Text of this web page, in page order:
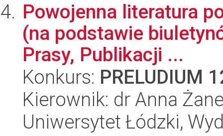
Powojenna literatura
(na podstawie
Prasy, Publikacji ...
Konkurs: PRELUDIUM
Kierownik: dr Anna
Uniwersytet Łódzki,